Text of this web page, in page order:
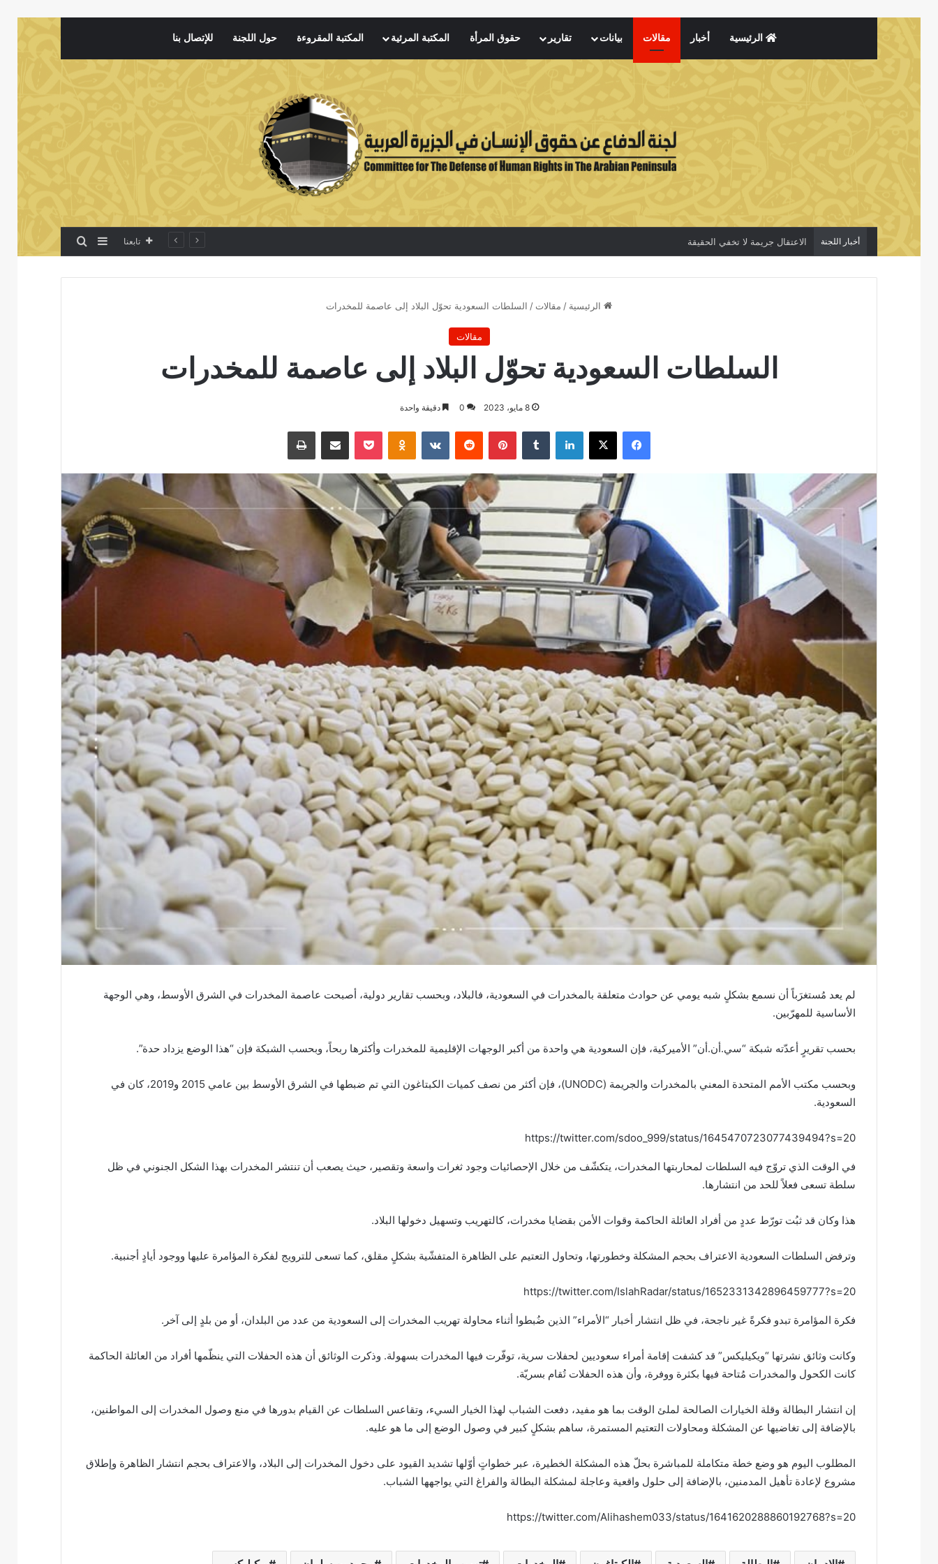
الرئيسية أخبار مقالات بيانات تقارير حقوق المرأة المكتبة المرئية المكتبة المقروءة حول اللجنة للإتصال بنا
أخبار اللجنة معتقلات الرأي تابعنا إضافة عمود جانبي
بحث عن
الرئيسية / مقالات / السلطات السعودية تحوّل البلاد إلى عاصمة للمخدرات
مقالات
السلطات السعودية تحوّل البلاد إلى عاصمة للمخدرات
8 مايو، 2023 0 دقيقة واحدة
فيسبوك X لينكدإن بينتيريست Odnoklassniki
بوكيت مشاركة عبر البريد طباعة
لم يعد مُستغرَباً أن نسمع بشكلٍ شبه يومي عن حوادث متعلقة بالمخدرات في السعودية، فالبلاد، وبحسب تقارير دولية، أصبحت عاصمة المخدرات في الشرق الأوسط، وهي الوجهة
الأساسية للمهرّبين.
بحسب تقريرٍ أعدّته شبكة “سي.أن.أن” الأميركية، فإن السعودية هي واحدة من أكبر الوجهات الإقليمية للمخدرات وأكثرها ربحاً، وبحسب الشبكة فإن “هذا الوضع يزداد حدة”.
وبحسب مكتب الأمم المتحدة المعني بالمخدرات والجريمة (UNODC)، فإن أكثر من نصف كميات الكبتاغون التي تم ضبطها في الشرق الأوسط بين عامي 2015 و2019، كان في
السعودية.
https://twitter.com/sdoo_999/status/1645470723077439494?s=20
في الوقت الذي تروّج فيه السلطات لمحاربتها المخدرات، يتكشّف من خلال الإحصائيات وجود ثغرات واسعة وتقصير، حيث يصعب أن تنتشر المخدرات بهذا الشكل الجنوني في ظل
سلطة تسعى فعلاً للحد من انتشارها.
هذا وكان قد ثبُت تورّط عددٍ من أفراد العائلة الحاكمة وقوات الأمن بقضايا مخدرات، كالتهريب وتسهيل دخولها البلاد.
وترفض السلطات السعودية الاعتراف بحجم المشكلة وخطورتها، وتحاول التعتيم على الظاهرة المتفشّية بشكلٍ مقلق، كما تسعى للترويج لفكرة المؤامرة عليها ووجود أيادٍ أجنبية.
https://twitter.com/IslahRadar/status/1652331342896459777?s=20
فكرة المؤامرة تبدو فكرةً غير ناجحة، في ظل انتشار أخبار “الأمراء” الذين ضُبطوا أثناء محاولة تهريب المخدرات إلى السعودية من عدد من البلدان، أو من بلدٍ إلى آخر.
وكانت وثائق نشرتها “ويكيليكس” قد كشفت إقامة أمراء سعوديين لحفلات سرية، توفّرت فيها المخدرات بسهولة. وذكرت الوثائق أن هذه الحفلات التي ينظّمها أفراد من العائلة الحاكمة
كانت الكحول والمخدرات مُتاحة فيها بكثرة ووفرة، وأن هذه الحفلات تُقام بسريّة.
إن انتشار البطالة وقلة الخيارات الصالحة لملئ الوقت بما هو مفيد، دفعت الشباب لهذا الخيار السيء، وتقاعس السلطات عن القيام بدورها في منع وصول المخدرات إلى المواطنين،
بالإضافة إلى تغاضيها عن المشكلة ومحاولات التعتيم المستمرة، ساهم بشكلٍ كبير في وصول الوضع إلى ما هو عليه.
المطلوب اليوم هو وضع خطة متكاملة للمباشرة بحلّ هذه المشكلة الخطيرة، عبر خطواتٍ أوّلها تشديد القيود على دخول المخدرات إلى البلاد، والاعتراف بحجم انتشار الظاهرة وإطلاق
مشروع لإعادة تأهيل المدمنين، بالإضافة إلى حلول واقعية وعاجلة لمشكلة البطالة والفراغ التي يواجهها الشباب.
https://twitter.com/Alihashem033/status/1641620288860192768?s=20